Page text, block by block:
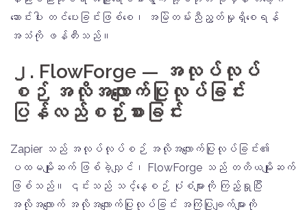
ဆောင်းပါး တင်ပေးခြင်းဖြစ်စေ၊ အမြဲတမ်းညီညွတ်မှုရှိစေရန်
အသံကို ဖန်တီးသည်။
၂. FlowForge — အလုပ်လုပ်
စဉ် အလိုအလျောက်ပြုလုပ်ခြင်း
ပြန်လည်စဉ်းစားခြင်း
Zapier သည် အလုပ်လုပ်စဉ် အလိုအလျောက်ပြုလုပ်ခြင်း၏
ပထမမျိုးဆက် ဖြစ်ခဲ့လျှင်၊ FlowForge သည် တတိယမျိုးဆက်
ဖြစ်သည်။ ၎င်းသည် သင့်နေ့စဉ် ပုံစံများကို ကြည့်ရှုပြီး
အလိုအလျောက် အလိုအလျောက်ပြုလုပ်ခြင်း အကြံပြုချက်များကို